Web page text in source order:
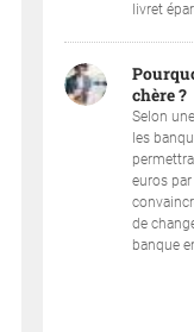
livret
chère ?
Selon
les
euros
de
banque